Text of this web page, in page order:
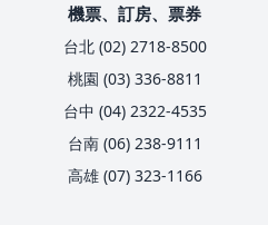
機票、訂房、票券
台北 (02) 2718-8500
桃園 (03) 336-8811
台中 (04) 2322-4535
台南 (06) 238-9111
高雄 (07) 323-1166